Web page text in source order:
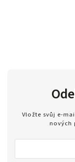
Vložte svůj e-
nových